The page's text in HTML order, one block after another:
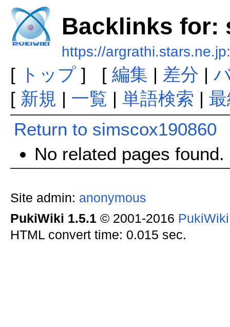
Backlinks for:
https://
[ トップ] [ 編集 | 差分 |
[ 新規 | 一覧 | 単語検索 |
Return to simscox190860
No related pages found.
Site admin: anonymous
PukiWiki 1.5.1© 2001-2016
HTML convert time: 0.015 sec.